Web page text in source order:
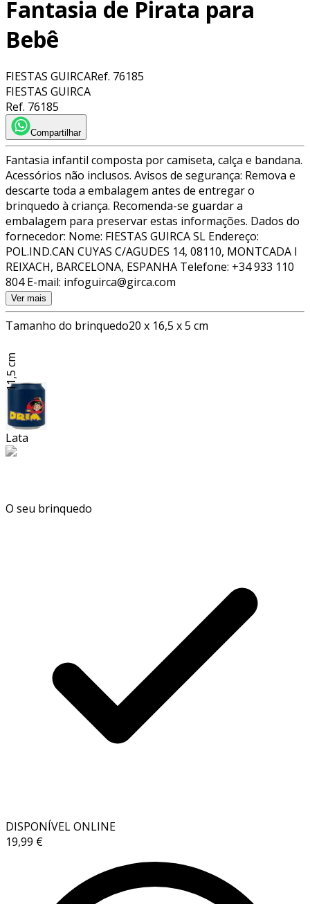
Fantasia de Pirata para
Bebê
FIESTAS GUIRCARef. 76185
FIESTAS GUIRCA
Ref. 76185
Compartilhar
Fantasia infantil composta por camiseta, calça e bandana.
Acessórios não inclusos. Avisos de segurança: Remova e
descarte toda a embalagem antes de entregar o
brinquedo à criança. Recomenda-se guardar a
embalagem para preservar estas informações. Dados do
fornecedor: Nome: FIESTAS GUIRCA SL Endereço:
POL.IND.CAN CUYAS C/AGUDES 14, 08110, MONTCADA I
REIXACH, BARCELONA, ESPANHA Telefone: +34 933 110
804 E-mail: infoguirca@girca.com
Ver mais
Tamanho do brinquedo20 x 16,5 x 5 cm
11,5 cm
Lata
O seu brinquedo
DISPONÍVEL ONLINE
19,99 €